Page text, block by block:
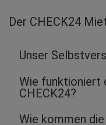
Der CHECK24
Unser
Wie funktioniert
CHECK24?
Wie kommen